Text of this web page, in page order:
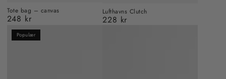
Tote bag – canvas
Almindelig
pris
248 kr
Lufthavns Clutch
Almindelig
228 kr
Populær